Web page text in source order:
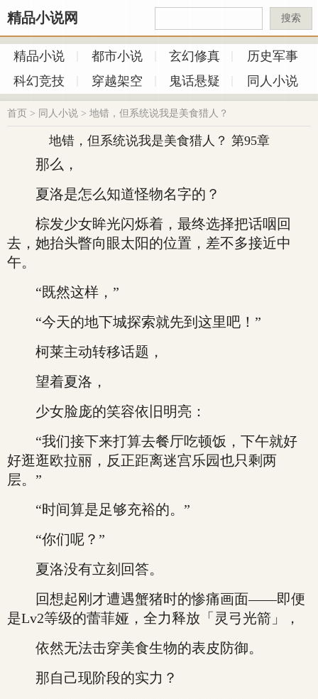
精品小说网 搜索
精品小说 都市小说 玄幻修真
历史军事
科幻竞技
穿越架空 鬼话悬疑 同人小说
首页 > 同人小说 > 地错，但系统说我是美食猎人？
地错，但系统说我是美食猎人？ 第95章
那么，
夏洛是怎么知道怪物名字的？
棕发少女眸光闪烁着，最终选择把话咽回
去，她抬头瞥向眼太阳的位置，差不多接近中
午。
“既然这样，”
“今天的地下城探索就先到这里吧！”
柯莱主动转移话题，
望着夏洛，
少女脸庞的笑容依旧明亮：
“我们接下来打算去餐厅吃顿饭，下午就好
好逛逛欧拉丽，反正距离迷宫乐园也只剩两
层。”
“时间算是足够充裕的。”
“你们呢？”
夏洛没有立刻回答。
回想起刚才遭遇蟹猪时的惨痛画面——即便
是Lv2等级的蕾菲娅，全力释放「灵弓光箭」，
依然无法击穿美食生物的表皮防御。
那自己现阶段的实力？